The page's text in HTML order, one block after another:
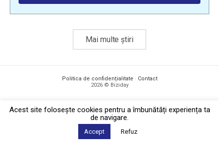
Mai multe știri
Politica de confidențialitate · Contact
2026 © Biziday
Acest site foloseşte cookies pentru a îmbunătăți experiența ta
de navigare.
Accept Refuz